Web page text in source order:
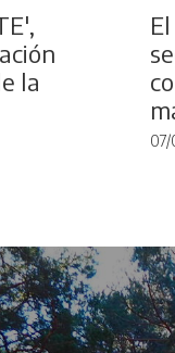
la
07/